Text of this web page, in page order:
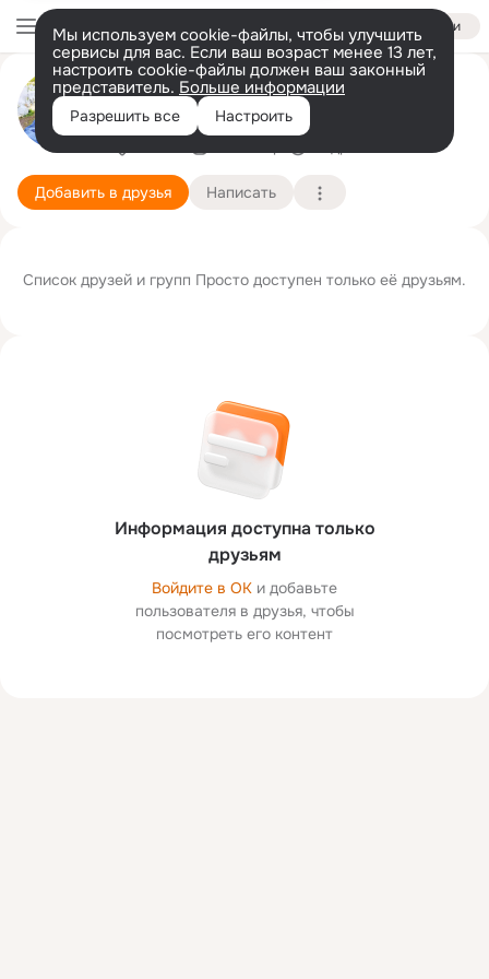
Войти
Мы используем cookie-файлы, чтобы улучшить
сервисы для вас. Если ваш возраст менее 13 лет,
настроить cookie-файлы должен ваш законный
представитель. Больше информации
Разрешить все Настроить
Просто я
https://ok.ru/video/4915135516950
Добавить в друзья Написать
Информация доступна только
друзьям
Войдите в ОК и добавьте
пользователя в друзья, чтобы
посмотреть его контент
Список друзей и групп Просто доступен только её друзьям.